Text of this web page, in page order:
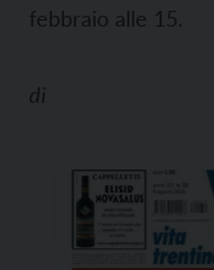
febbraio alle 15.
di